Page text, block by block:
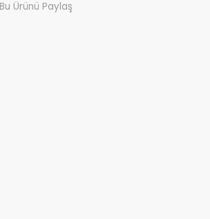
Bu Ürünü Paylaş